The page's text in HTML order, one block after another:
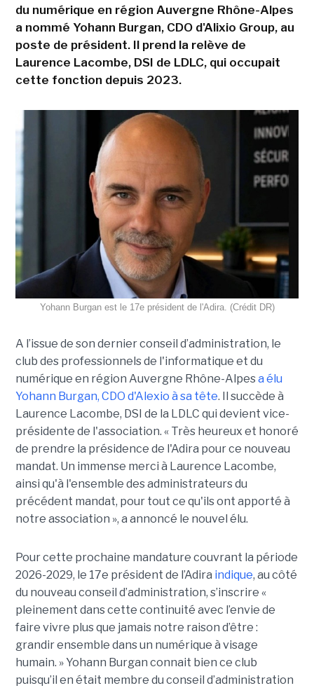
du numérique en région Auvergne Rhône-Alpes
a nommé Yohann Burgan, CDO d'Alixio Group, au
poste de président. Il prend la relève de
Laurence Lacombe, DSI de LDLC, qui occupait
cette fonction depuis 2023.
Yohann Burgan est le 17e président de l'Adira. (Crédit DR)
A l’issue de son dernier conseil d’administration, le
club des professionnels de l'informatique et du
numérique en région Auvergne Rhône-Alpesa élu
Yohann Burgan, CDO d'Alexio à sa tête. Il succède à
Laurence Lacombe, DSI de la LDLC qui devient vice-
présidente de l'association. « Très heureux et honoré
de prendre la présidence de l'Adira pour ce nouveau
mandat. Un immense merci à Laurence Lacombe,
ainsi qu'à l'ensemble des administrateurs du
précédent mandat, pour tout ce qu'ils ont apporté à
notre association », a annoncé le nouvel élu.
Pour cette prochaine mandature couvrant la période
2026-2029, le 17e président de l’Adira indique, au côté
du nouveau conseil d’administration, s’inscrire «
pleinement dans cette continuité avec l’envie de
faire vivre plus que jamais notre raison d’être :
grandir ensemble dans un numérique à visage
humain. »Yohann Burgan connait bien ce club
puisqu’il en était membre du conseil d’administration